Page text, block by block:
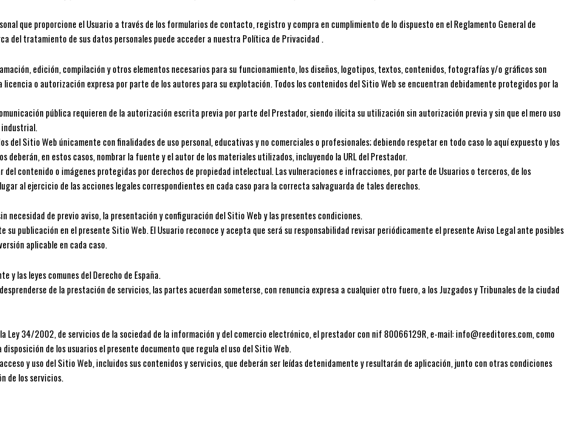
que proporcione el Usuario a través de los formularios de contacto, registro y compra en cumplimiento de lo dispuesto en el Reglamento General de
del tratamiento de sus datos personales puede acceder a nuestra Política de Privacidad .
edición, compilación y otros elementos necesarios para su funcionamiento, los diseños, logotipos, textos, contenidos, fotografías y/o gráficos son
o autorización expresa por parte de los autores para su explotación. Todos los contenidos del Sitio Web se encuentran debidamente protegidos por la
pública requieren de la autorización escrita previa por parte del Prestador, siendo ilícita su utilización sin autorización previa y sin que el mero uso
industrial.
del Sitio Web únicamente con finalidades de uso personal, educativas y no comerciales o profesionales; debiendo respetar en todo caso lo aquí expuesto y los
en estos casos, nombrar la fuente y el autor de los materiales utilizados, incluyendo la URL del Prestador.
del contenido o imágenes protegidas por derechos de propiedad intelectual. Las vulneraciones e infracciones, por parte de Usuarios o terceros, de los
al ejercicio de las acciones legales correspondientes en cada caso para la correcta salvaguarda de tales derechos.
necesidad de previo aviso, la presentación y configuración del Sitio Web y las presentes condiciones.
publicación en el presente Sitio Web. El Usuario reconoce y acepta que será su responsabilidad revisar periódicamente el presente Aviso Legal ante posibles
aplicable en cada caso.
las leyes comunes del Derecho de España.
de la prestación de servicios, las partes acuerdan someterse, con renuncia expresa a cualquier otro fuero, a los Juzgados y Tribunales de la ciudad
Ley 34/2002, de servicios de la sociedad de la información y del comercio electrónico, el prestador con nif 80066129R, e-mail: info@reeditores.com, como
de los usuarios el presente documento que regula el uso del Sitio Web.
y uso del Sitio Web, incluidos sus contenidos y servicios, que deberán ser leídas detenidamente y resultarán de aplicación, junto con otras condiciones
de los servicios.